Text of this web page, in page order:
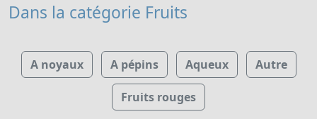
Dans la catégorie Fruits
A noyaux A pépins Aqueux Autre
Fruits rouges